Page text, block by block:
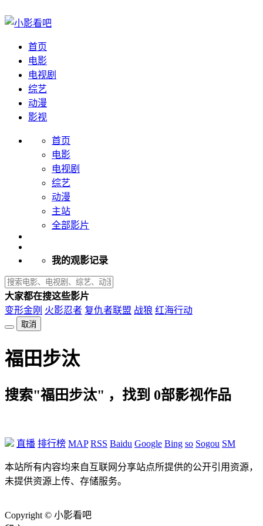
首页
电影
电视剧
综艺
动漫
影视
首页
电影
电视剧
综艺
动漫
主站
全部影片
我的观影记录
大家都在搜这些影片
变形金刚 火影忍者 复仇者联盟 战狼 红海行动
取消
福田步汰
搜索"福田步汰" ，找到 0部影视作品
直播 排行榜 MAP RSS Baidu Google Bing so Sogou SM
本站所有内容均来自互联网分享站点所提供的公开引用资源，
未提供资源上传、存储服务。
Copyright © 小影看吧